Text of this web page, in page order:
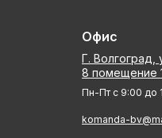
Г. Волгоград,
8 помещение
Пн-Пт с 9:00 до
komanda-
Офис